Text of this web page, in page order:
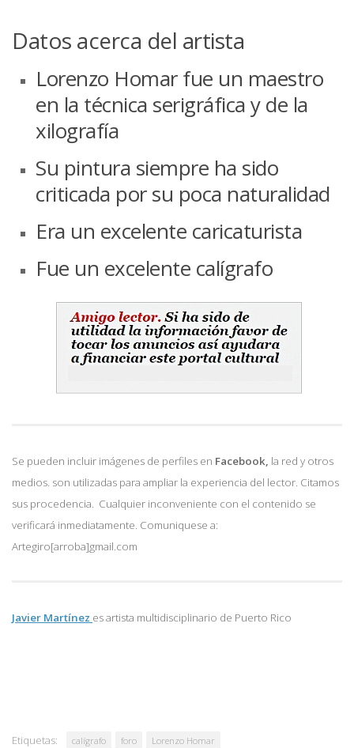
Datos acerca del artista
Lorenzo Homar fue un maestro
en la técnica serigráfica y de la
xilografía
Su pintura siempre ha sido
criticada por su poca naturalidad
Era un excelente caricaturista
Fue un excelente calígrafo
Se pueden incluir imágenes de perfiles en Facebook, la red y otros
medios. son utilizadas para ampliar la experiencia del lector. Citamos
sus procedencia. Cualquier inconveniente con el contenido se
verificará inmediatamente. Comuniquese a:
Artegiro[arroba]gmail.com
Javier Martínez es artista multidisciplinario de Puerto Rico
Etiquetas: calígrafo foro
Lorenzo Homar